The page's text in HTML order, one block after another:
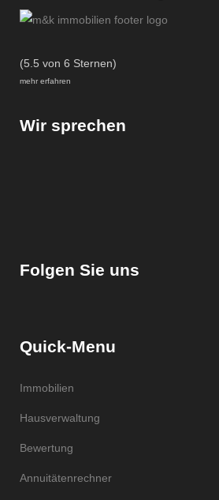
(5.5 von 6 Sternen)
mehr erfahren
Wir sprechen
Folgen Sie uns
Quick-Menu
Immobilien
Hausverwaltung
Bewertung
Annuitätenrechner